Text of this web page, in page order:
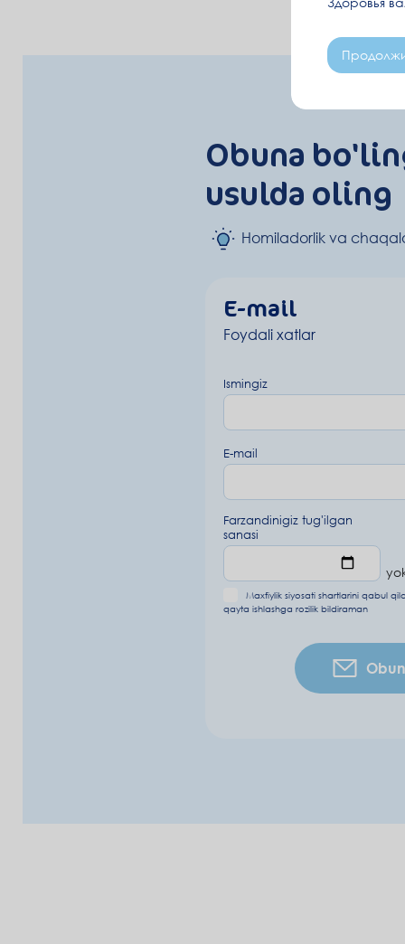
Obuna
usulda oling
Homiladorlik va
E-mail
Foydali xatlar
Ismingiz
E-mail
Farzandinigiz tug'ilgan
sanasi
Maxfiylik siyosati shartlarini qabul
qayta ishlashga rozilik bildiraman